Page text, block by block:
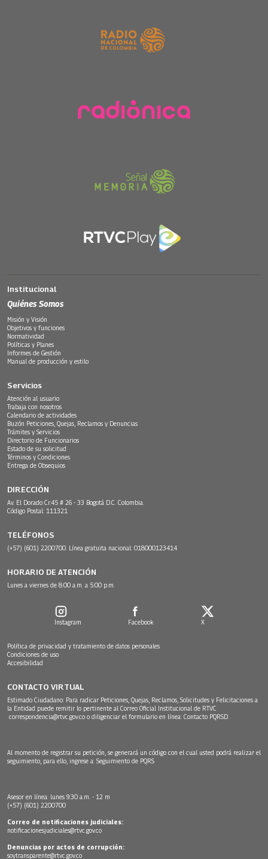
Institucional
Quiénes Somos
Misión y Visión
Objetivos y funciones
Normatividad
Políticas y Planes
Informes de Gestión
Manual de producción y estilo
Servicios
Atención al usuario
Trabaja con nosotros
Calendario de actividades
Buzón Peticiones, Quejas, Reclamos y Denuncias
Trámites y Servicios
Directorio de Funcionarios
Estado de su solicitud
Términos y Condiciones
Entrega de Obsequios
DIRECCIÓN
Av. El Dorado Cr.45 # 26 - 33 Bogotá D.C. Colombia.
Código Postal: 111321
TELÉFONOS
(+57) (601) 2200700. Línea gratuita nacional: 018000123414
HORARIO DE ATENCIÓN
Lunes a viernes de 8:00 a.m. a 5:00 p.m.
Instagram Facebook X
Política de privacidad y tratamiento de datos personales
Condiciones de uso
Accesibilidad
CONTACTO VIRTUAL
Estimado Ciudadano: Para radicar Peticiones, Quejas, Reclamos, Solicitudes y Felicitaciones a
la Entidad puede remitir lo pertinente al Correo Oficial Institucional de RTVC
correspondencia@rtvc.gov.co o diligenciar el formulario en línea: Contacto PQRSD.
Al momento de registrar su petición, se generará un código con el cual usted podrá realizar el
seguimiento, para ello, ingrese a: Seguimiento de PQRS
Asesor en línea: lunes 9:30 a.m. - 12 m
(+57) (601) 2200700
Correo de notificaciones judiciales:
notificacionesjudiciales@rtvc.gov.co
Denuncias por actos de corrupción:
soytransparente@rtvc.gov.co